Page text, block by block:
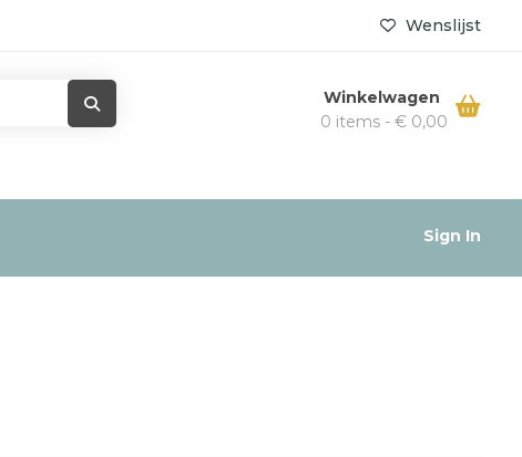
Wenslijst
Winkelwagen
0 items - €0,00
Sign In